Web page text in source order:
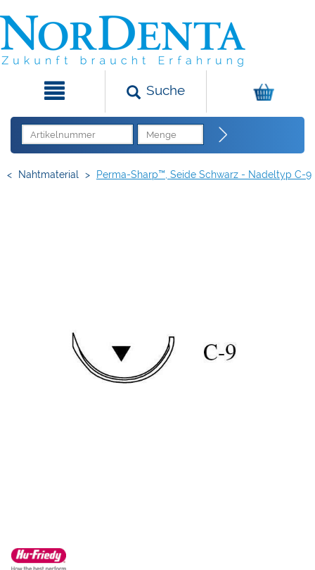
Suche
< Nahtmaterial > Perma-Sharp™, Seide Schwarz - Nadeltyp C-9